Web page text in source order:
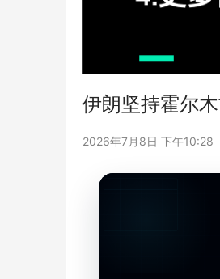
伊朗坚持霍尔
2026年7月8日 下午10:28